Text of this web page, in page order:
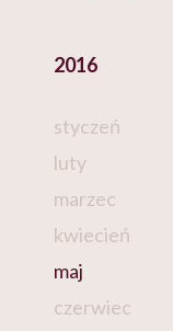
2016
styczeń
luty
marzec
kwiecień
maj
czerwiec